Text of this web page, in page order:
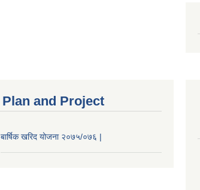
Plan and Project
बार्षिक खरिद योजना २०७५/०७६ |